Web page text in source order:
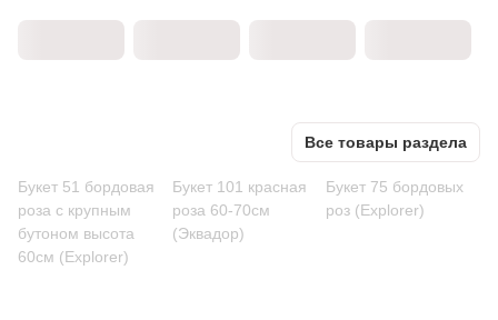
Все товары раздела
Букет 51 бордовая
роза с крупным
бутоном высота
60см (Explorer)
Букет 101 красная
роза 60-70см
(Эквадор)
Букет 75 бордовых
роз (Explorer)